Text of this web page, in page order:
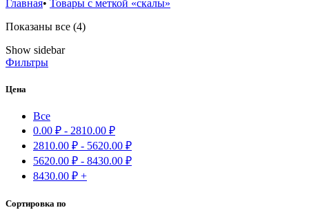
Главная• Товары с меткой «скалы»
Показаны все (4)Сортировка:
Show sidebar
Фильтры
Цена
Все
0.00 ₽ - 2810.00 ₽
2810.00 ₽ - 5620.00 ₽
5620.00 ₽ - 8430.00 ₽
8430.00 ₽ +
Сортировка по